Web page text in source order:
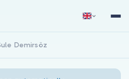
Demirsöz